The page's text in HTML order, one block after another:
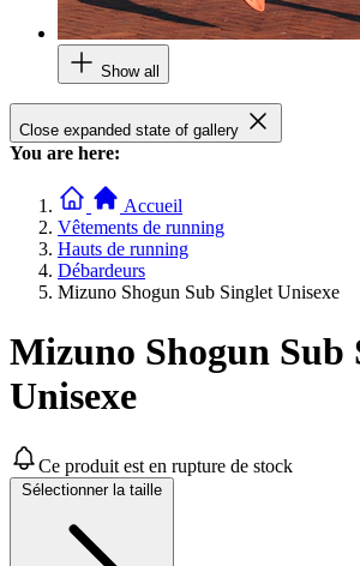
Show all
Close expanded state of gallery
You are here:
Accueil
Vêtements de running
Hauts de running
Débardeurs
Mizuno Shogun Sub Singlet Unisexe
Mizuno Shogun Sub
Unisexe
Ce produit est en rupture de stock
Sélectionner la taille